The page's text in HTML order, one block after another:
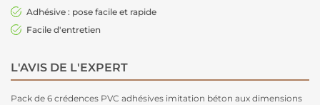
Adhésive : pose facile et rapide
Facile d'entretien
L'AVIS DE L'EXPERT
Pack de 6 crédences PVC adhésives imitation béton aux dimensions